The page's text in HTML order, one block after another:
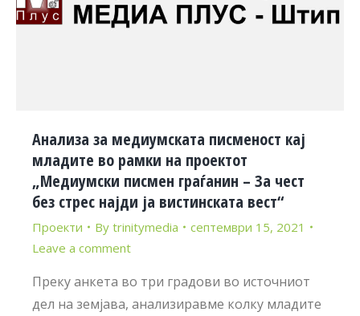
Анализа за медиумската писменост кај
младите во рамки на проектот
„Медиумски писмен граѓанин – За чест
без стрес најди ја вистинската вест“
Проекти By trinitymedia
септември 15, 2021
Leave a comment
Преку анкета во три градови во источниот
дел на земјава, анализиравме колку младите